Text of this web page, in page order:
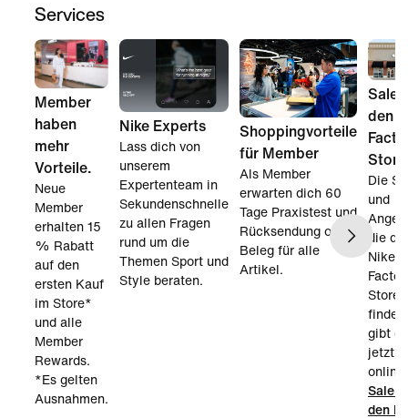
Services
Member
haben
mehr
Vorteile.
Neue
Member
erhalten 15
% Rabatt
auf den
ersten Kauf
im Store*
und alle
Member
Rewards.
*Es gelten
Ausnahmen.
Nike Experts
Lass dich von
unserem
Expertenteam in
Sekundenschnelle
zu allen Fragen
rund um die
Themen Sport und
Style beraten.
Shoppingvorteile
für Member
Als Member
erwarten dich 60
Tage Praxistest und
Rücksendung ohne
Beleg für alle
Artikel.
Sale
den
Die
und
die
Nike
Store
gibt es
jetzt
online.
Sale in
den